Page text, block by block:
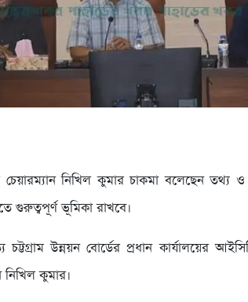
চেয়ারম্যান নিখিল কুমার চাকমা বলেছেন তথ্য
গুরুত্বপূর্ণ ভূমিকা রাখবে।
উন্নয়ন বোর্ডের প্রধান কার্যালয়ের
কুমার।